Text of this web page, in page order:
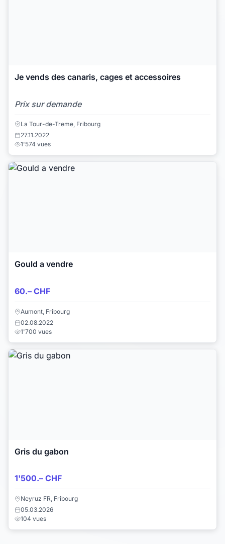
Je vends des canaris, cages et accessoires
Prix sur demande
La Tour-de-Treme, Fribourg
27.11.2022
1'574 vues
Gould a vendre
60.– CHF
Aumont, Fribourg
02.08.2022
1'700 vues
Gris du gabon
1'500.– CHF
Neyruz FR, Fribourg
05.03.2026
104 vues